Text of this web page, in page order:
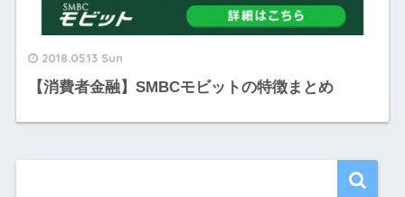
2018.05.13 Sun
【消費者金融】SMBCモビットの特徴まとめ